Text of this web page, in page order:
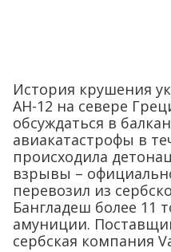
История крушения
АН-12 на севере
обсуждаться в
авиакатастрофы в
происходила
взрывы –
перевозил из
Бангладеш более 11
амуниции.
сербская компания